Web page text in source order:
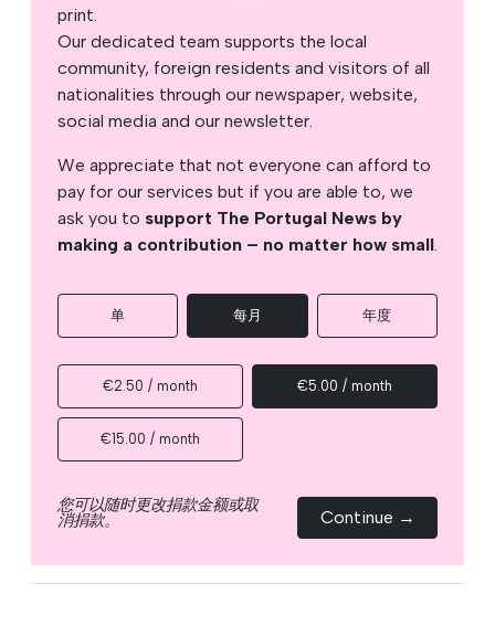
print.
Our dedicated team supports the local
community, foreign residents and visitors of all
nationalities through our newspaper, website,
social media and our newsletter.
We appreciate that not everyone can afford to
pay for our services but if you are able to, we
ask you to support The Portugal News by
making a contribution – no matter how small.
单 每月 年度
€2.50 / month €5.00 / month
€15.00 / month
您可以随时更改捐款金额或取
消捐款。 Continue →